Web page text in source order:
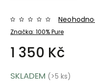
Značka: 100% Pure
1 350 Kč
SKLADEM (>5 ks)